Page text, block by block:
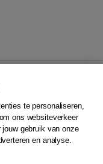
te personaliseren,
ons websiteverkeer
gebruik van onze
en analyse.